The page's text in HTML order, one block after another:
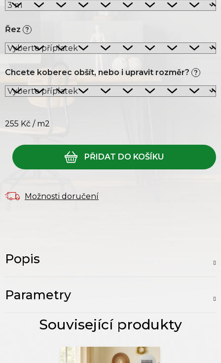
Řez ?
Chcete koberec obšít, nebo i upravit rozměr? ?
255 Kč / m2
Možnosti doručení
Popis
Parametry